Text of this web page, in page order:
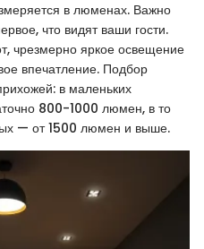
в люменах. Важно
что видят ваши гости.
чрезмерно яркое освещение
впечатление. Подбор
в маленьких
800-1000 люмен, в то
— от 1500 люмен и выше.